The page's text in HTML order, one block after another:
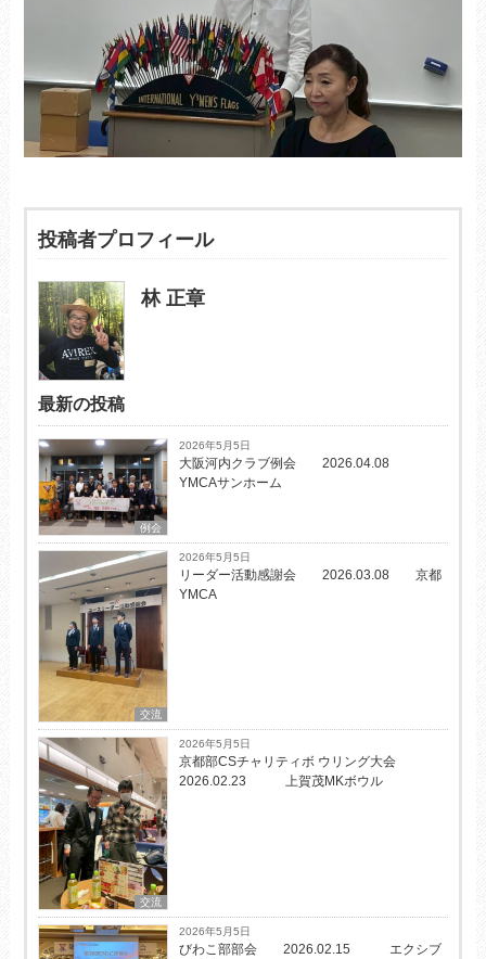
投稿者プロフィール
林 正章
最新の投稿
例会
2026年5月5日
大阪河内クラブ例会 2026.04.08
YMCAサンホーム
交流
2026年5月5日
リーダー活動感謝会 2026.03.08 京都
YMCA
交流
2026年5月5日
京都部CSチャリティボ ウリング大会
2026.02.23 上賀茂MKボウル
2026年5月5日
びわこ部部会 2026.02.15 エクシブ